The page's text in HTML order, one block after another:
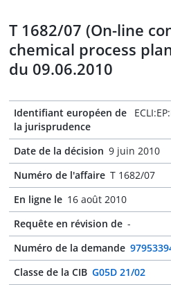
T 1682/07 (On-line
chemical process
du 09.06.2010
Identifiant européen de
la jurisprudence
Date de la décision 9 juin 2010
Numéro de l'affaire T 1682/07
En ligne le 16 août 2010
Requête en révision de -
Numéro de la demande
Classe de la CIB G05D 21/02